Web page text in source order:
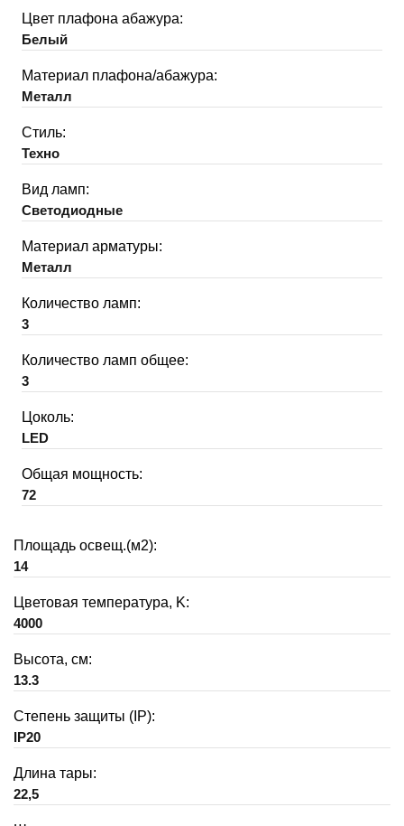
Цвет плафона абажура:
Белый
Материал плафона/абажура:
Металл
Стиль:
Техно
Вид ламп:
Светодиодные
Материал арматуры:
Металл
Количество ламп:
3
Количество ламп общее:
3
Цоколь:
LED
Общая мощность:
72
Площадь освещ.(м2):
14
Цветовая температура, K:
4000
Высота, см:
13.3
Степень защиты (IP):
IP20
Длина тары:
22,5